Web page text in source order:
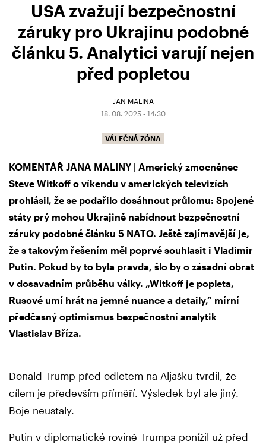
USA zvažují bezpečnostní
záruky pro Ukrajinu podobné
článku 5. Analytici varují nejen
před popletou
JAN MALINA
18. 08. 2025 • 14:30
VÁLEČNÁ ZÓNA
KOMENTÁŘ JANA MALINY | Americký zmocněnec
Steve Witkoff o víkendu v amerických televizích
prohlásil, že se podařilo dosáhnout průlomu: Spojené
státy prý mohou Ukrajině nabídnout bezpečnostní
záruky podobné článku 5 NATO. Ještě zajímavější je,
že s takovým řešením měl poprvé souhlasit i Vladimir
Putin. Pokud by to byla pravda, šlo by o zásadní obrat
v dosavadním průběhu války. „Witkoff je popleta,
Rusové umí hrát na jemné nuance a detaily,“ mírní
předčasný optimismus bezpečnostní analytik
Vlastislav Bříza.
Donald Trump před odletem na Aljašku tvrdil, že
cílem je především příměří. Výsledek byl ale jiný.
Boje neustaly.
Putin v diplomatické rovině Trumpa ponížil už před